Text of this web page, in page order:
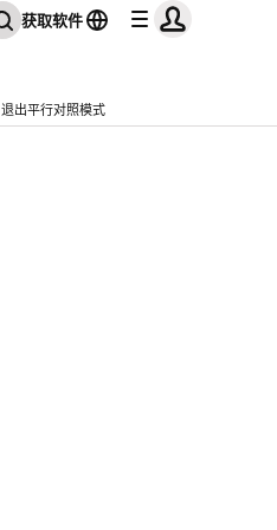
获取软件
退出平行对照模式